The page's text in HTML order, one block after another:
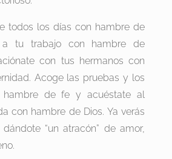
todos los días con hambre de
a tu trabajo con hambre de
con tus hermanos con
Acoge las pruebas y los
hambre de fe y acuéstate al
con hambre de Dios. Ya verás
“un atracón” de amor,